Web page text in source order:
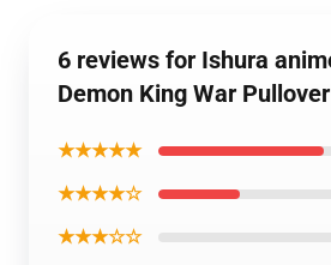
6 reviews for Ishura
Demon King War
★★★★★
★★★★☆
★★★☆☆